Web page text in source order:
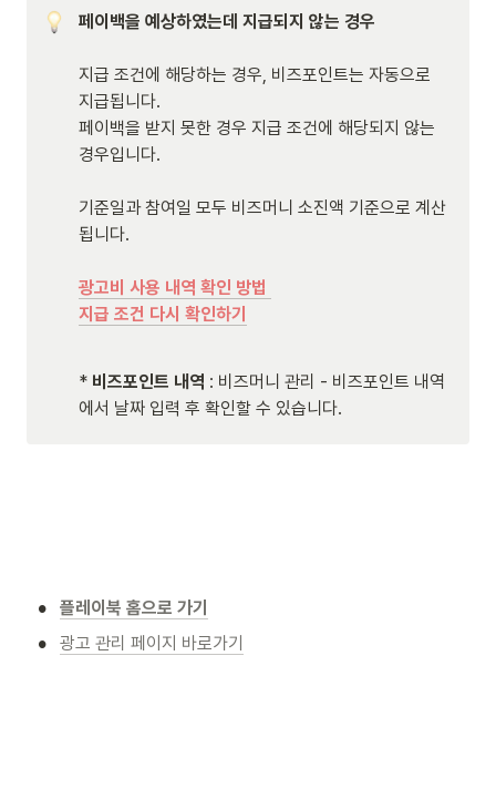
페이백을 예상하였는데 지급되지 않는 경우
지급 조건에 해당하는 경우, 비즈포인트는 자동으로
지급됩니다.
페이백을 받지 못한 경우 지급 조건에 해당되지 않는
경우입니다.
기준일과 참여일 모두 비즈머니 소진액 기준으로 계산
됩니다.
광고비 사용 내역 확인 방법
지급 조건 다시 확인하기
* 비즈포인트 내역 : 비즈머니 관리 - 비즈포인트 내역
에서 날짜 입력 후 확인할 수 있습니다.
• 플레이북 홈으로 가기
• 광고 관리 페이지 바로가기